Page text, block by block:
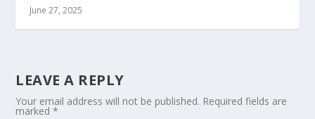
June 27, 2025
LEAVE A REPLY
Your email address will not be published. Required fields are
marked*